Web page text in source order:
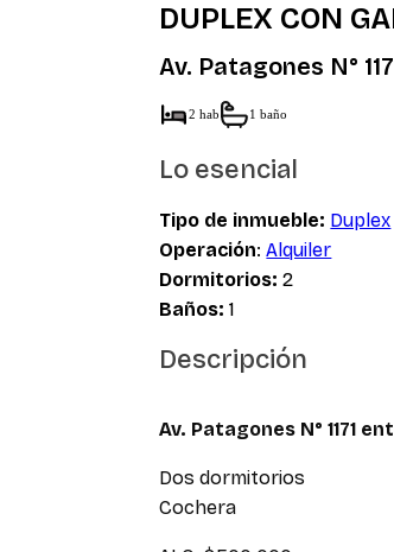
DUPLEX CON
Av. Patagones N°
2 hab 1 baño
Lo esencial
Tipo de inmueble: Duplex
Operación:Alquiler
Dormitorios: 2
Baños: 1
Descripción
Av. Patagones N° 1171
Dos dormitorios
Cochera